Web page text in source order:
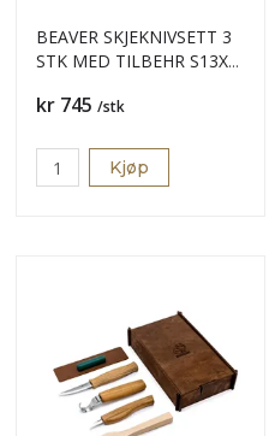
BEAVER SKJEKNIVSETT 3
STK MED TILBEHR S13X
Pris
kr 745 /stk
Kjøp